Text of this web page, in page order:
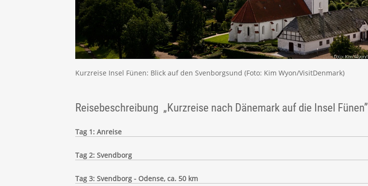
Kurzreise Insel Fünen: Blick auf den Svenborgsund (Foto: Kim Wyon/VisitDenmark)
Reisebeschreibung „Kurzreise nach Dänemark auf die Insel Fünen”
Tag 1: Anreise
Tag 2: Svendborg
Tag 3: Svendborg - Odense, ca. 50 km